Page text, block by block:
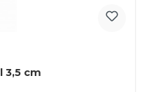
3,5 cm